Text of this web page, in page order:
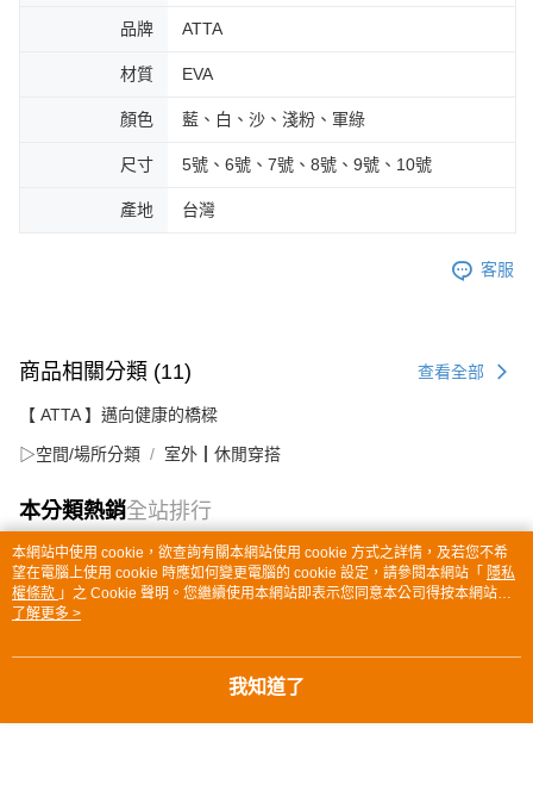
品牌 ATTA
材質 EVA
顏色 藍、白、沙、淺粉、軍綠
尺寸 5號、6號、7號、8號、9號、10號
產地 台灣
客服
商品相關分類 (11) 查看全部
【 ATTA 】邁向健康的橋樑
▷空間/場所分類 室外┃休閒穿搭
本分類熱銷全站排行
熱門標籤
本網站中使用 cookie，欲查詢有關本網站使用 cookie 方式之詳情，及若您不希
望在電腦上使用 cookie 時應如何變更電腦的 cookie 設定，請參閱本網站「 隱私
權條款 」之 Cookie 聲明。您繼續使用本網站即表示您同意本公司得按本網站使
用條款之 Cookie 聲明使用 cookie。
了解更多 >
我知道了